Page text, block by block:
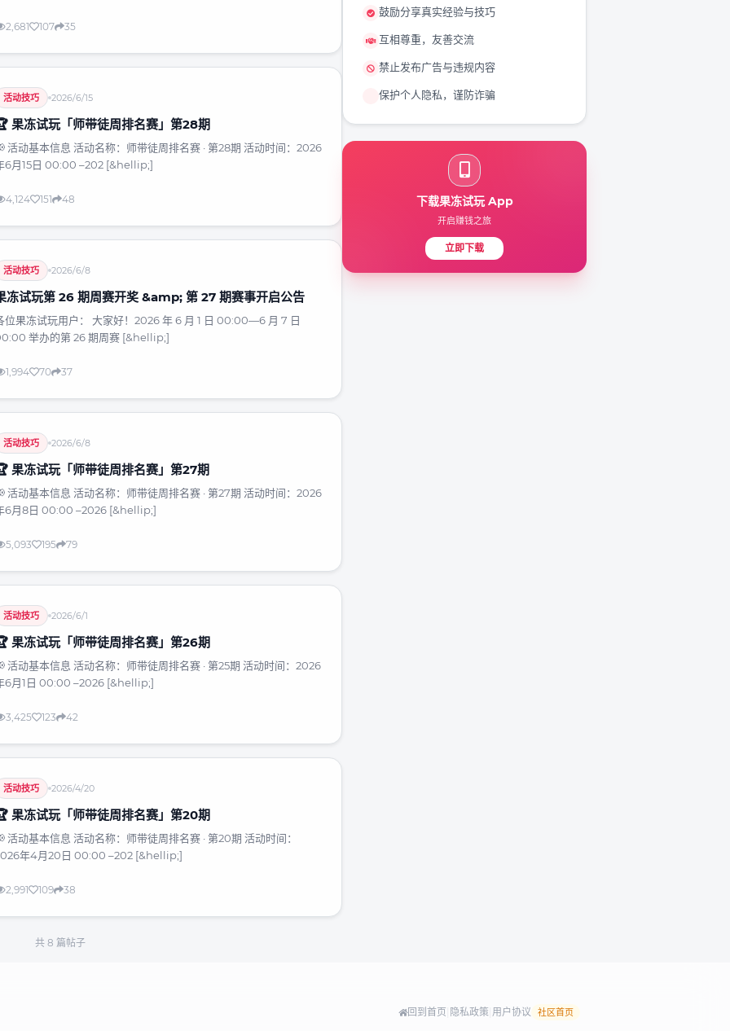
2,681 107 35
活动技巧 2026/6/15
果冻试玩「师带徒周排名赛」第28期
活动基本信息 活动名称：师带徒周排名赛 · 第28期 活动时间：2026
6月15日 00:00 –202 [&hellip;]
4,124 151 48
活动技巧 2026/6/8
冻试玩第 26 期周赛开奖 &amp; 第 27 期赛事开启公告
位果冻试玩用户： 大家好！2026 年 6 月 1 日 00:00—6 月 7 日
举办的第 26 期周赛 [&hellip;]
1,994 70 37
活动技巧 2026/6/8
果冻试玩「师带徒周排名赛」第27期
活动基本信息 活动名称：师带徒周排名赛 · 第27期 活动时间：2026
6月8日 00:00 –2026 [&hellip;]
5,093 195 79
活动技巧 2026/6/1
果冻试玩「师带徒周排名赛」第26期
活动基本信息 活动名称：师带徒周排名赛 · 第25期 活动时间：2026
6月1日 00:00 –2026 [&hellip;]
3,425 123 42
活动技巧 2026/4/20
果冻试玩「师带徒周排名赛」第20期
活动基本信息 活动名称：师带徒周排名赛 · 第20期 活动时间：
年4月20日 00:00 –202 [&hellip;]
2,991 109 38
共 8 篇帖子
鼓励分享真实经验与技巧
互相尊重，友善交流
禁止发布广告与违规内容
保护个人隐私，谨防诈骗
下载果冻试玩 App
开启赚钱之旅
立即下载
回到首页 隐私政策 用户协议 社区首页